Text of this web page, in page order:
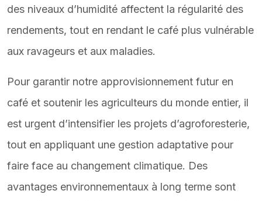
des niveaux d’humidité affectent la régularité des
rendements, tout en rendant le café plus vulnérable
aux ravageurs et aux maladies.
Pour garantir notre approvisionnement futur en
café et soutenir les agriculteurs du monde entier, il
est urgent d’intensifier les projets d’agroforesterie,
tout en appliquant une gestion adaptative pour
faire face au changement climatique. Des
avantages environnementaux à long terme sont